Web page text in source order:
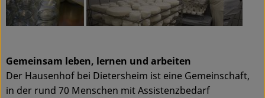
Gemeinsam leben, lernen und arbeiten
Der Hausenhof bei Dietersheim ist eine Gemeinschaft,
in der rund 70 Menschen mit Assistenzbedarf